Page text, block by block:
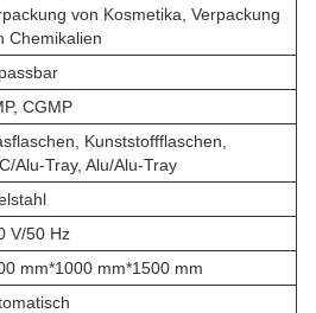
von Kosmetika, Verpackung
Chemikalien
CGMP
Kunststoffflaschen,
Alu-Tray, Alu/Alu-Tray
V/50 Hz
mm*1000 mm*1500 mm